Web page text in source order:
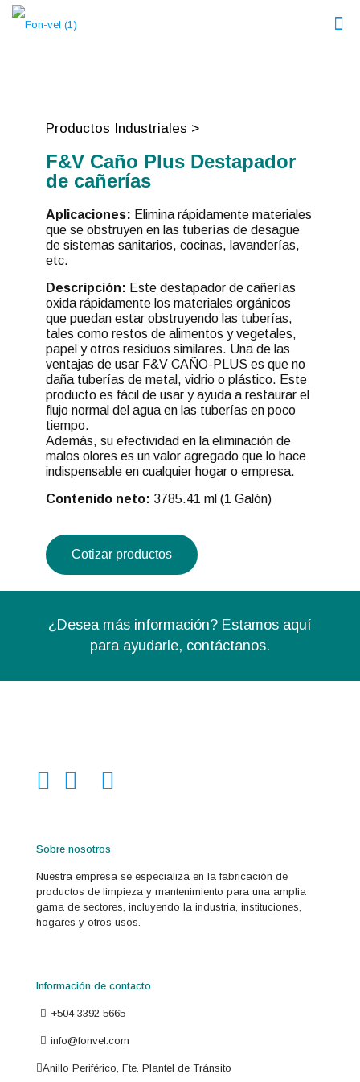
Productos Industriales >
F&V Caño Plus Destapador
de cañerías
Aplicaciones: Elimina rápidamente materiales
que se obstruyen en las tuberías de desagüe
de sistemas sanitarios, cocinas, lavanderías,
etc.
Descripción: Este destapador de cañerías
oxida rápidamente los materiales orgánicos
que puedan estar obstruyendo las tuberías,
tales como restos de alimentos y vegetales,
papel y otros residuos similares. Una de las
ventajas de usar F&V CAÑO-PLUS es que no
daña tuberías de metal, vidrio o plástico. Este
producto es fácil de usar y ayuda a restaurar el
flujo normal del agua en las tuberías en poco
tiempo.
Además, su efectividad en la eliminación de
malos olores es un valor agregado que lo hace
indispensable en cualquier hogar o empresa.
Contenido neto: 3785.41 ml (1 Galón)
Cotizar productos
¿Desea más información? Estamos aquí
para ayudarle, contáctanos.
Sobre nosotros
Nuestra empresa se especializa en la fabricación de
productos de limpieza y mantenimiento para una amplia
gama de sectores, incluyendo la industria, instituciones,
hogares y otros usos.
Información de contacto
+504 3392 5665
info@fonvel.com
Anillo Periférico, Fte. Plantel de Tránsito